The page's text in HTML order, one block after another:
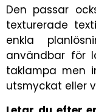
Den passar
texturerade
enkla
användbar för
taklampa men
utsmyckat eller